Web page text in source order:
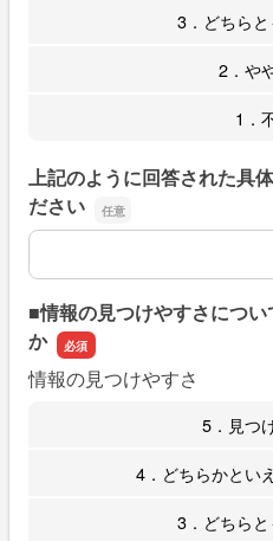
3．どちら
2．や
1．
上記のように回答された具
ださい
上記のように回答された具
■情報の見つけやすさにつ
か
情報の見つけやすさ
5．見つ
4．どちらかとい
3．どちら